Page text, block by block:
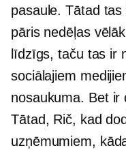
pasaule. Tātad
pāris nedēļas
līdzīgs, taču tas ir
sociālajiem
nosaukuma. Bet ir
Tātad, Rič, kad
uzņēmumiem,